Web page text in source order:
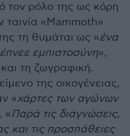
τον ρόλο της ως κόρη
ταινία «Mammoth»
τη θυμάται ως «ένα
εμπιστοσύνη»,
τη ζωγραφική.
της οικογένειας,
«χάρτες των αγώνων
«Παρά τις διαγνώσεις,
και τις προσπάθειες